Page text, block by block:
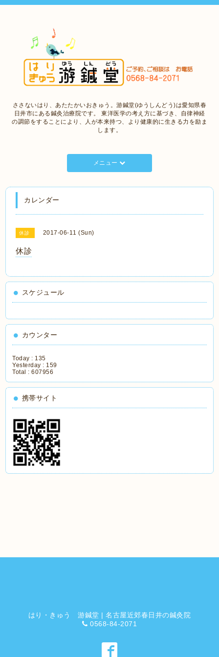
ささないはり、あたたかいおきゅう。游鍼堂(ゆうしんどう)は愛知県春
日井市にある鍼灸治療院です。 東洋医学の考え方に基づき、自律神経
の調節をすることにより、人が本来持つ、より健康的に生きる力を励ま
します。
メニュー
カレンダー
休診 2017-06-11 (Sun)
休診
スケジュール
カウンター
Today : 135
Yesterday : 159
Total :607956
携帯サイト
はり・きゅう 游鍼堂 | 名古屋近郊春日井の鍼灸院
0568-84-2071